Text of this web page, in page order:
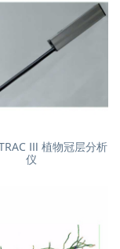
Ⅲ 植物冠层分析
仪